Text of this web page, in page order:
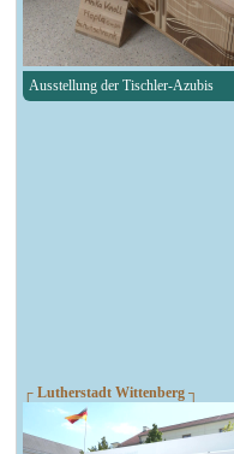
Ausstellung der Tischler-Azubis
┌ Lutherstadt Wittenberg ┐